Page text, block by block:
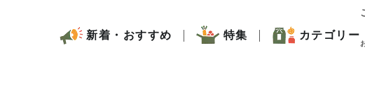
新着・おすすめ 特集 カテゴリー